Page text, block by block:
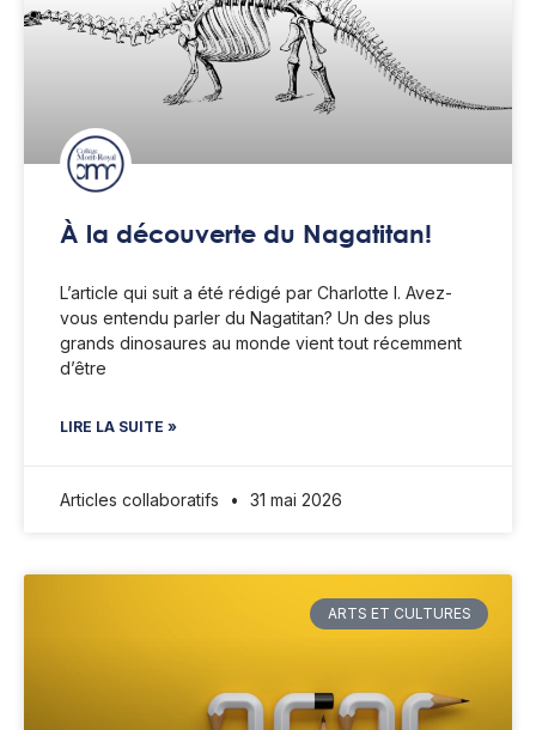
À la découverte du Nagatitan!
L’article qui suit a été rédigé par Charlotte I. Avez-
vous entendu parler du Nagatitan? Un des plus
grands dinosaures au monde vient tout récemment
d’être
LIRE LA SUITE »
Articles collaboratifs 31 mai 2026
ARTS ET CULTURES